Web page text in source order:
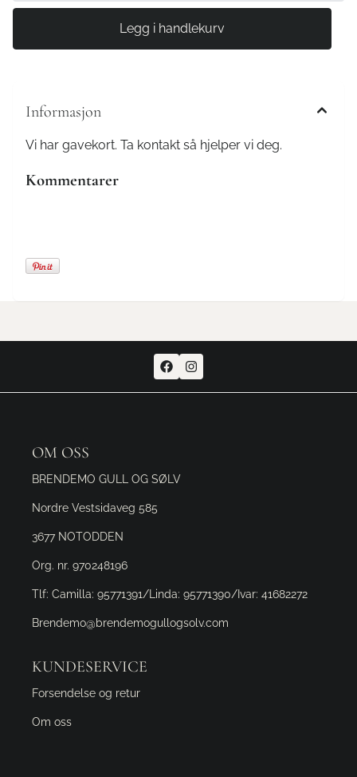
Informasjon
Vi har gavekort. Ta kontakt så hjelper vi deg.
Kommentarer
OM OSS
BRENDEMO GULL OG SØLV
Nordre Vestsidaveg 585
3677 NOTODDEN
Org. nr. 970248196
Tlf: Camilla: 95771391/Linda: 95771390/Ivar: 41682272
Brendemo@brendemogullogsolv.com
KUNDESERVICE
Forsendelse og retur
Om oss